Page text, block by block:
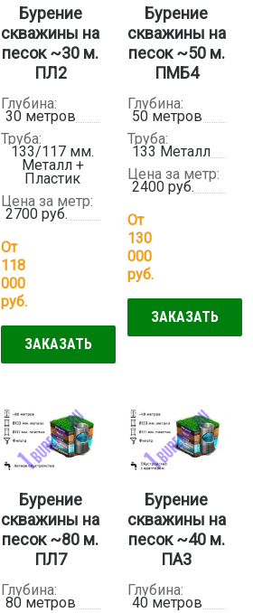
Бурение
скважины на
песок ~30 м.
ПЛ2
Глубина:
30 метров
Труба:
133/117 мм.
Металл +
Пластик
Цена за метр:
2700 руб.
От
118
000
руб.
ЗАКАЗАТЬ
Бурение
скважины на
песок ~50 м.
ПМБ4
Глубина:
50 метров
Труба:
133 Металл
Цена за метр:
2400 руб.
От
130
000
руб.
ЗАКАЗАТЬ
Бурение
скважины на
песок ~80 м.
ПЛ7
Глубина:
80 метров
Бурение
скважины на
песок ~40 м.
ПА3
Глубина:
40 метров